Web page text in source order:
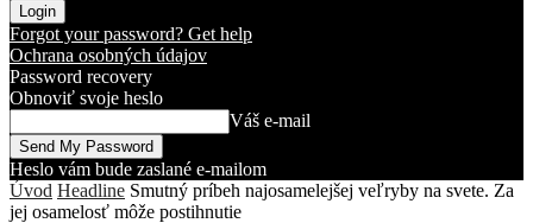
Forgot your password? Get help
Ochrana osobných údajov
Password recovery
Obnoviť svoje heslo
Váš e-mail
Heslo vám bude zaslané e-mailom
Úvod Headline Smutný príbeh najosamelejšej veľryby na svete. Za
jej osamelosť môže postihnutie